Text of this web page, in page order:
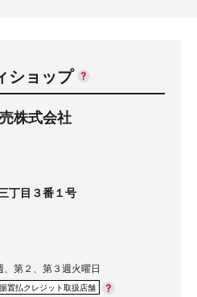
ショップ
株式会社
丁目３番１号
第２、第３週火曜日
据置払クレジット取扱店舗